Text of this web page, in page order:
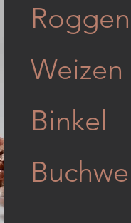
Roggen
Weizen
Binkel